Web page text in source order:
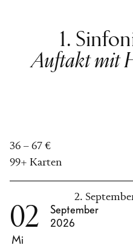
1.
Auftakt mit
36 – 67 €
99+ Karten
2.
02
Mi
September
2026